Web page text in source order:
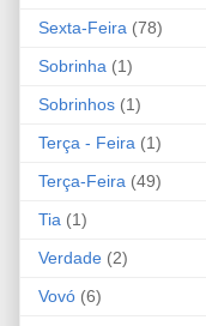
Sexta-Feira (78)
Sobrinha (1)
Sobrinhos (1)
Terça - Feira (1)
Terça-Feira (49)
Tia (1)
Verdade (2)
Vovó (6)